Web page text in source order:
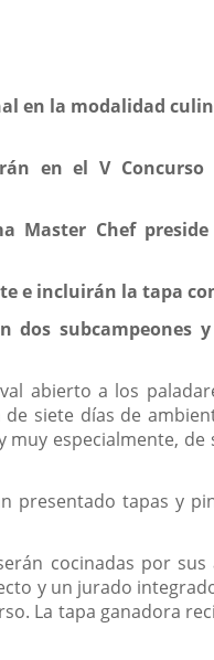
en la modalidad
en el V Concurso
Master Chef
e incluirán la tapa
dos subcampeones
abierto a los
siete días de
especialmente, de
presentado tapas y
cocinadas por
y un jurado
La tapa ganadora